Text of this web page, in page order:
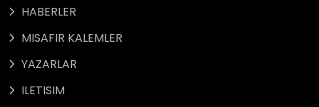
HABERLER
MISAFIR KALEMLER
YAZARLAR
ILETISIM